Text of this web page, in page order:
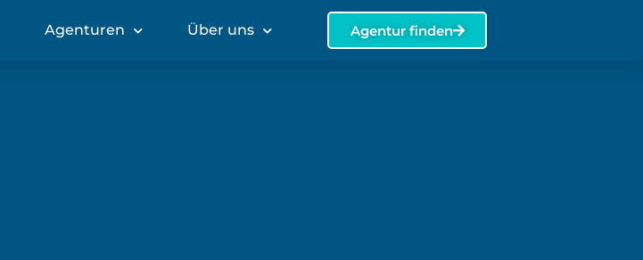
Agenturen Über uns Agentur finden